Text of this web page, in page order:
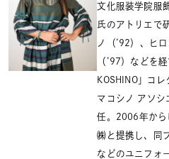
文化服装学院服
氏のアトリエで
ノ（’92）、ヒ
（’97）などを
KOSHINO」コ
マコシノ アソシ
任。2006年から
㈱と提携し、同
などのユニフォ